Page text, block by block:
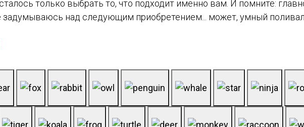
только выбрать то, что подходит именно вам. И помните:
задумываюсь над следующим приобретением... может, умный